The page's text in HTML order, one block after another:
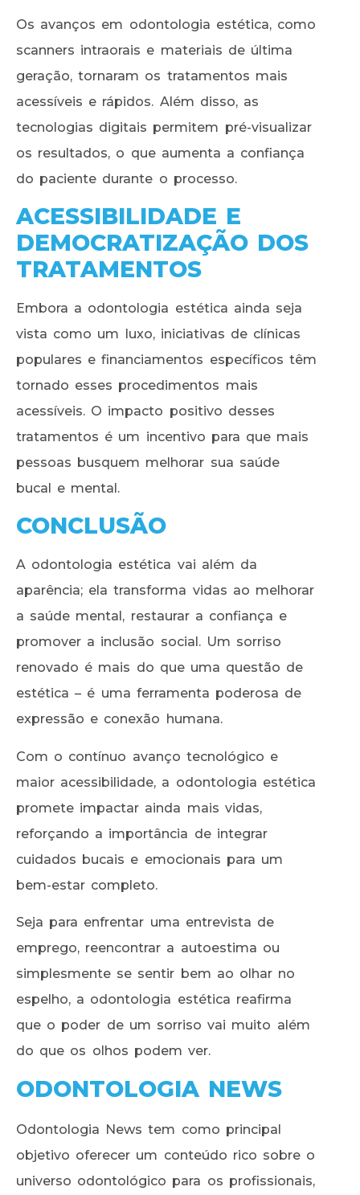
Os avanços em odontologia estética, como
scanners intraorais e materiais de última
geração, tornaram os tratamentos mais
acessíveis e rápidos. Além disso, as
tecnologias digitais permitem pré-visualizar
os resultados, o que aumenta a confiança
do paciente durante o processo.
ACESSIBILIDADE E
DEMOCRATIZAÇÃO DOS
TRATAMENTOS
Embora a odontologia estética ainda seja
vista como um luxo, iniciativas de clínicas
populares e financiamentos específicos têm
tornado esses procedimentos mais
acessíveis. O impacto positivo desses
tratamentos é um incentivo para que mais
pessoas busquem melhorar sua saúde
bucal e mental.
CONCLUSÃO
A odontologia estética vai além da
aparência; ela transforma vidas ao melhorar
a saúde mental, restaurar a confiança e
promover a inclusão social. Um sorriso
renovado é mais do que uma questão de
estética – é uma ferramenta poderosa de
expressão e conexão humana.
Com o contínuo avanço tecnológico e
maior acessibilidade, a odontologia estética
promete impactar ainda mais vidas,
reforçando a importância de integrar
cuidados bucais e emocionais para um
bem-estar completo.
Seja para enfrentar uma entrevista de
emprego, reencontrar a autoestima ou
simplesmente se sentir bem ao olhar no
espelho, a odontologia estética reafirma
que o poder de um sorriso vai muito além
do que os olhos podem ver.
ODONTOLOGIA NEWS
Odontologia News tem como principal
objetivo oferecer um conteúdo rico sobre o
universo odontológico para os profissionais,